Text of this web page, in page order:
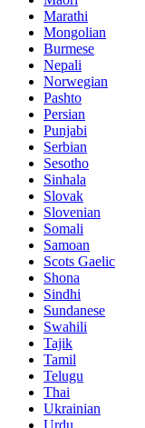
Marathi
Mongolian
Burmese
Nepali
Norwegian
Pashto
Persian
Punjabi
Serbian
Sesotho
Sinhala
Slovak
Slovenian
Somali
Samoan
Scots Gaelic
Shona
Sindhi
Sundanese
Swahili
Tajik
Tamil
Telugu
Thai
Ukrainian